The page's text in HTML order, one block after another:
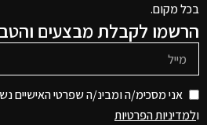
בכל מקום.
הרשמו לקבלת מבצעים
אני מסכימ/ה ומבינ/ה שפרטי האישיים
ולמדיניות הפרטיות